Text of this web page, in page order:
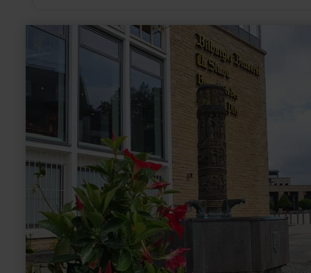
meer
informatie
Bier
fontein